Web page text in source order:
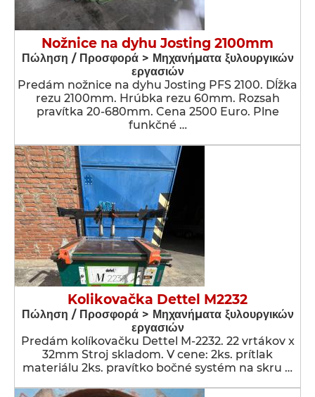
Nožnice na dyhu Josting 2100mm
Πώληση / Προσφορά > Μηχανήματα ξυλουργικών
εργασιών
Predám nožnice na dyhu Josting PFS 2100. Dĺžka
rezu 2100mm. Hrúbka rezu 60mm. Rozsah
pravítka 20-680mm. Cena 2500 Euro. Plne
funkčné …
Kolikovačka Dettel M2232
Πώληση / Προσφορά > Μηχανήματα ξυλουργικών
εργασιών
Predám kolíkovačku Dettel M-2232. 22 vrtákov x
32mm Stroj skladom. V cene: 2ks. prítlak
materiálu 2ks. pravítko bočné systém na skru …